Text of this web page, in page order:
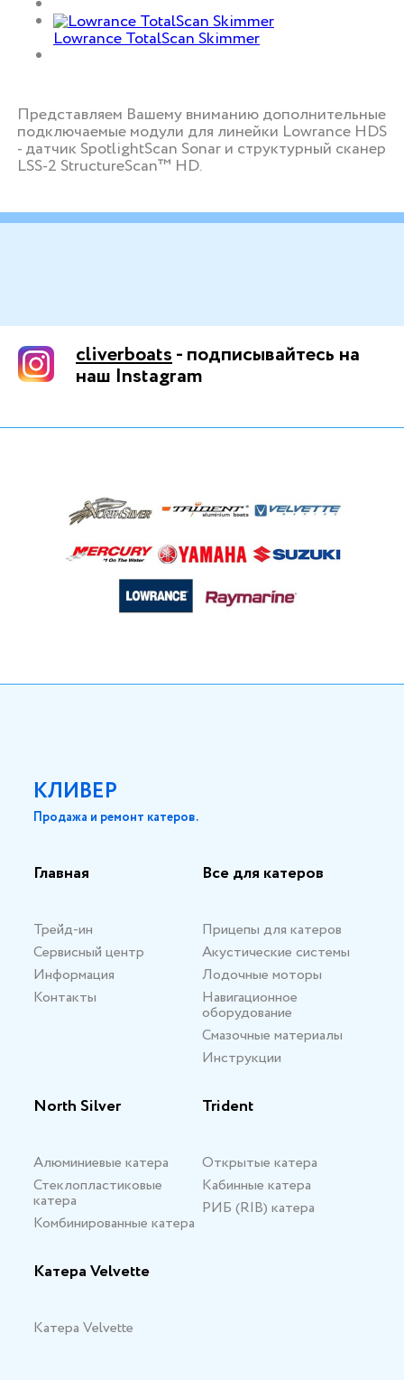
Lowrance TotalScan Skimmer
Представляем Вашему вниманию дополнительные
подключаемые модули для линейки Lowrance HDS
- датчик SpotlightScan Sonar и структурный сканер
LSS-2 StructureScan™ HD.
cliverboats- подписывайтесь на
наш Instagram
КЛИВЕР
Продажа и ремонт катеров.
Главная
Трейд-ин
Сервисный центр
Информация
Контакты
Все для катеров
Прицепы для катеров
Акустические системы
Лодочные моторы
Навигационное
оборудование
Смазочные материалы
Инструкции
North Silver
Алюминиевые катера
Стеклопластиковые
катера
Комбинированные катера
Trident
Открытые катера
Кабинные катера
РИБ (RIB) катера
Катера Velvette
Катера Velvette